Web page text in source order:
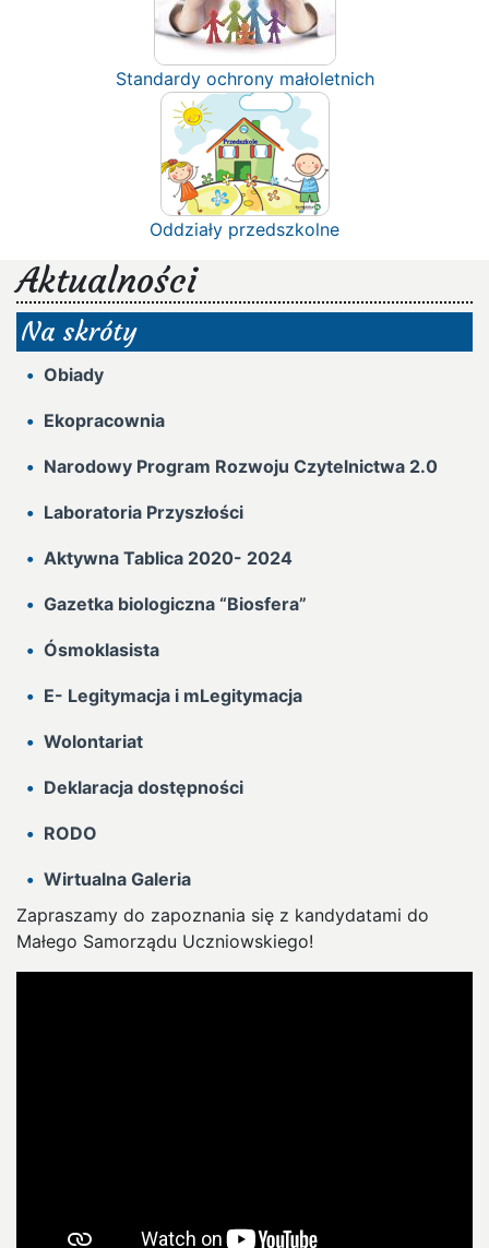
Standardy ochrony małoletnich
Oddziały przedszkolne
Aktualności
Na skróty
Obiady
Ekopracownia
Narodowy Program Rozwoju Czytelnictwa 2.0
Laboratoria Przyszłości
Aktywna Tablica 2020- 2024
Gazetka biologiczna “Biosfera”
Ósmoklasista
E- Legitymacja i mLegitymacja
Wolontariat
Deklaracja dostępności
RODO
Wirtualna Galeria
Zapraszamy do zapoznania się z kandydatami do
Małego Samorządu Uczniowskiego!